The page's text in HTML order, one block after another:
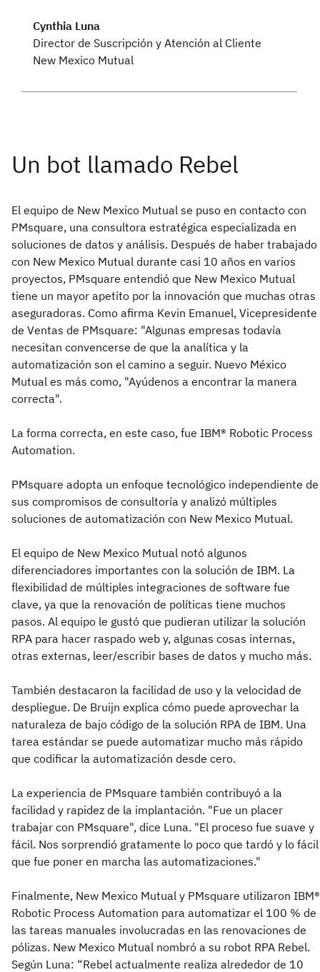
Cynthia Luna
Director de Suscripción y Atención al Cliente
New Mexico Mutual
El equipo de New Mexico Mutual se puso en contacto con
PMsquare, una consultora estratégica especializada en
soluciones de datos y análisis. Después de haber trabajado
con New Mexico Mutual durante casi 10 años en varios
proyectos, PMsquare entendió que New Mexico Mutual
tiene un mayor apetito por la innovación que muchas otras
aseguradoras. Como afirma Kevin Emanuel, Vicepresidente
de Ventas de PMsquare: "Algunas empresas todavía
necesitan convencerse de que la analítica y la
automatización son el camino a seguir. Nuevo México
Mutual es más como, "Ayúdenos a encontrar la manera
correcta".
La forma correcta, en este caso, fue IBM® Robotic Process
Automation.
PMsquare adopta un enfoque tecnológico independiente de
sus compromisos de consultoría y analizó múltiples
soluciones de automatización con New Mexico Mutual.
El equipo de New Mexico Mutual notó algunos
diferenciadores importantes con la solución de IBM. La
flexibilidad de múltiples integraciones de software fue
clave, ya que la renovación de políticas tiene muchos
pasos. Al equipo le gustó que pudieran utilizar la solución
RPA para hacer raspado web y, algunas cosas internas,
otras externas, leer/escribir bases de datos y mucho más.
También destacaron la facilidad de uso y la velocidad de
despliegue. De Bruijn explica cómo puede aprovechar la
naturaleza de bajo código de la solución RPA de IBM. Una
tarea estándar se puede automatizar mucho más rápido
que codificar la automatización desde cero.
La experiencia de PMsquare también contribuyó a la
facilidad y rapidez de la implantación. "Fue un placer
trabajar con PMsquare", dice Luna. "El proceso fue suave y
fácil. Nos sorprendió gratamente lo poco que tardó y lo fácil
que fue poner en marcha las automatizaciones."
Finalmente, New Mexico Mutual y PMsquare utilizaron IBM®
Robotic Process Automation para automatizar el 100 % de
las tareas manuales involucradas en las renovaciones de
pólizas. New Mexico Mutual nombró a su robot RPA Rebel.
Según Luna: “Rebel actualmente realiza alrededor de 10